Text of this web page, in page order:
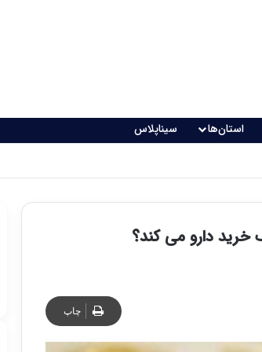
استان‌ها سیناپلاس
دارو می کند؟
چاپ